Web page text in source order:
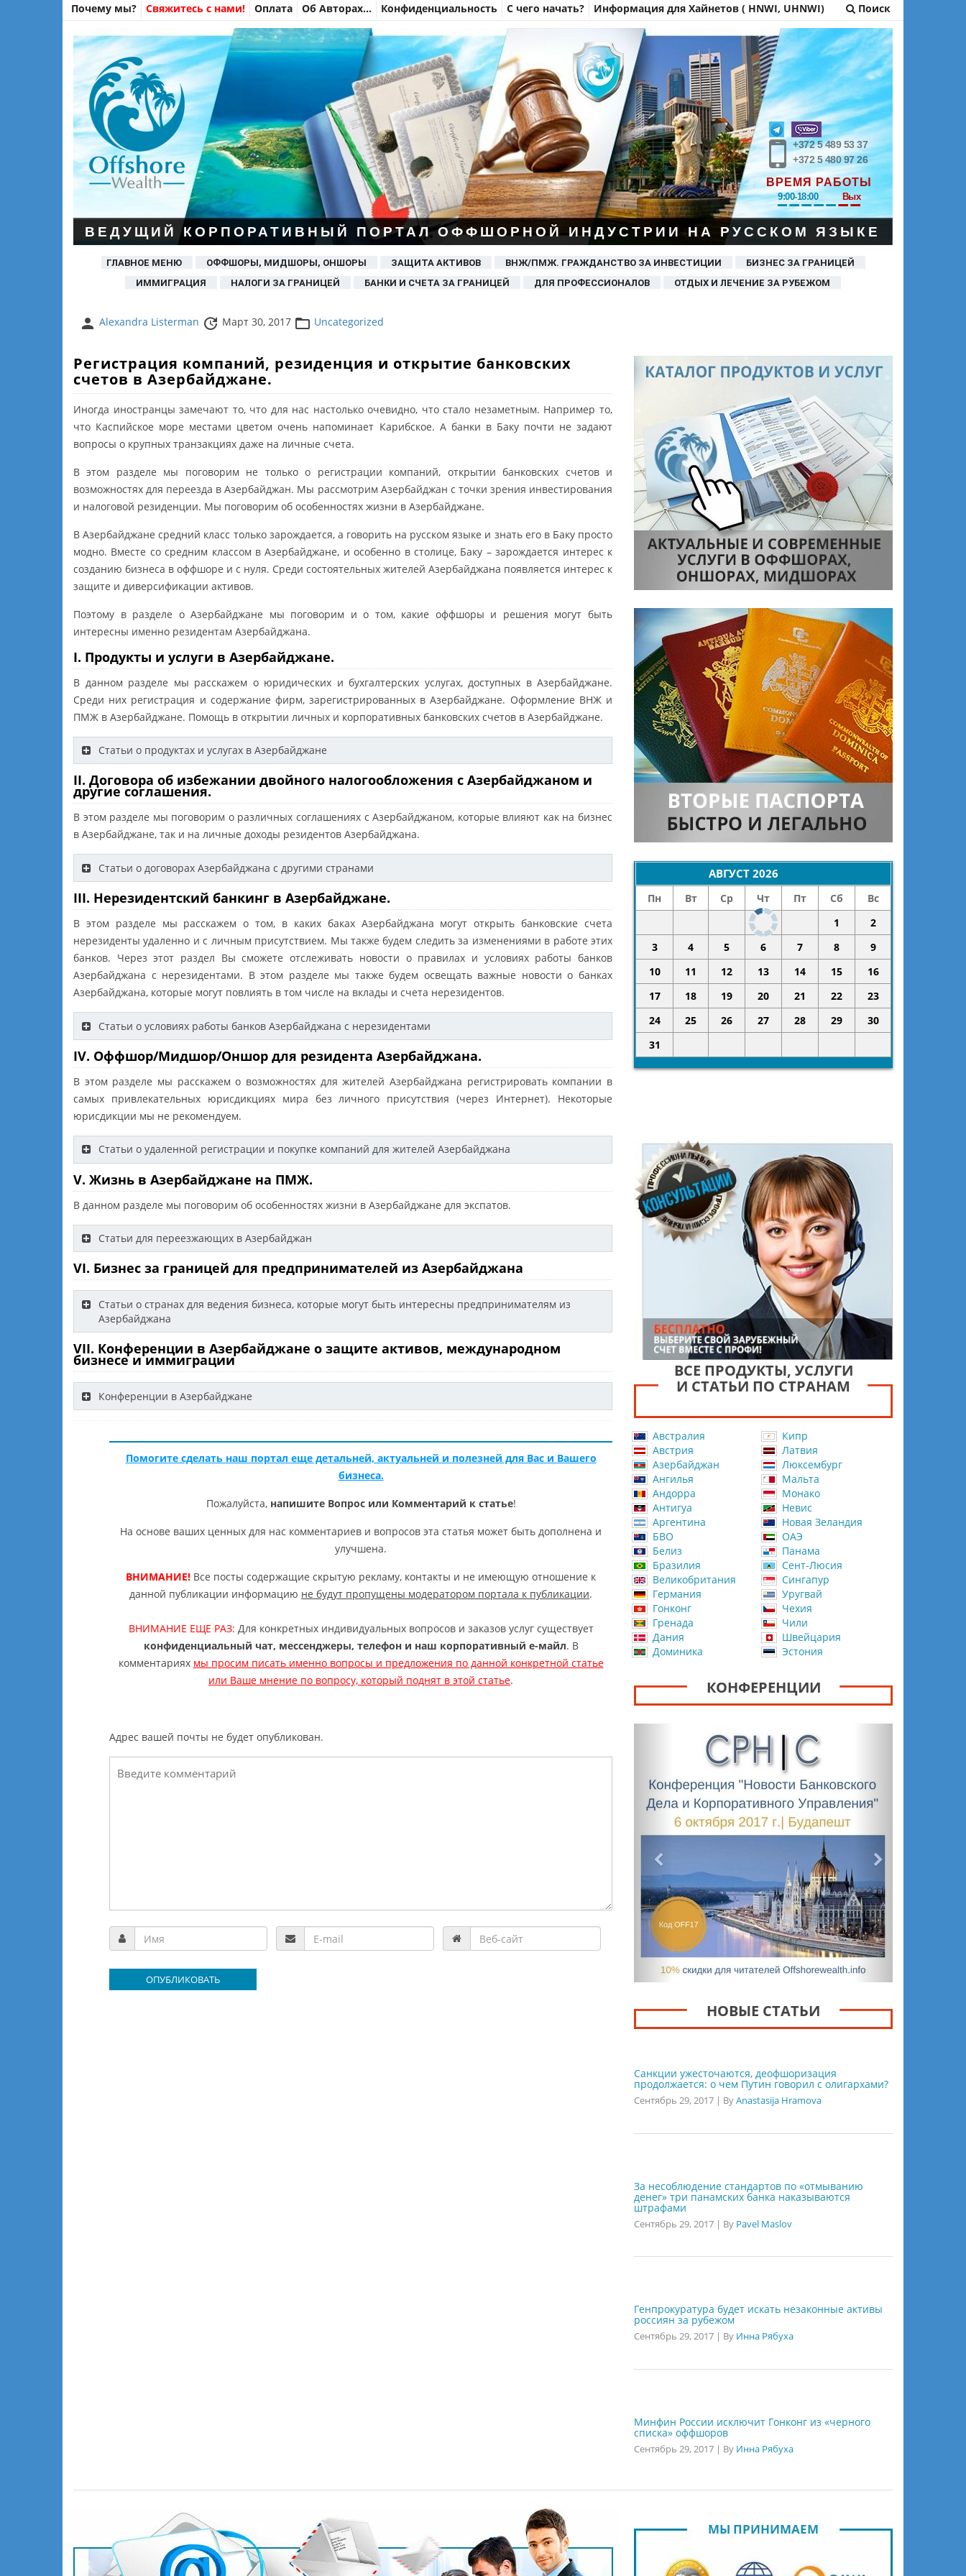
Почему мы? Свяжитесь с нами! Оплата Об Авторах… Конфиденциальность С чего начать? Информация для Хайнетов ( HNWI, UHNWI) Поиск
ВЕДУЩИЙ КОРПОРАТИВНЫЙ ПОРТАЛ ОФФШОРНОЙ ИНДУСТРИИ НА РУССКОМ ЯЗЫКЕ
+372 5 489 53 37
+372 5 480 97 26
ВРЕМЯ РАБОТЫ
9:00-18:00 Вых
ГЛАВНОЕ МЕНЮ ОФФШОРЫ, МИДШОРЫ, ОНШОРЫ ЗАЩИТА АКТИВОВ ВНЖ/ПМЖ. ГРАЖДАНСТВО ЗА ИНВЕСТИЦИИ
БИЗНЕС ЗА ГРАНИЦЕЙ
ИММИГРАЦИЯ
НАЛОГИ ЗА ГРАНИЦЕЙ БАНКИ И СЧЕТА ЗА ГРАНИЦЕЙ ДЛЯ ПРОФЕССИОНАЛОВ ОТДЫХ И ЛЕЧЕНИЕ ЗА РУБЕЖОМ
person Alexandra Listerman update Март 30, 2017 folder_open Uncategorized
Регистрация компаний, резиденция и открытие банковских
счетов в Азербайджане.
Иногда иностранцы замечают то, что для нас настолько очевидно, что стало незаметным. Например то,
что Каспийское море местами цветом очень напоминает Карибское. А банки в Баку почти не задают
вопросы о крупных транзакциях даже на личные счета.
В этом разделе мы поговорим не только о регистрации компаний, открытии банковских счетов и
возможностях для переезда в Азербайджан. Мы рассмотрим Азербайджан с точки зрения инвестирования
и налоговой резиденции. Мы поговорим об особенностях жизни в Азербайджане.
В Азербайджане средний класс только зарождается, а говорить на русском языке и знать его в Баку просто
модно. Вместе со средним классом в Азербайджане, и особенно в столице, Баку – зарождается интерес к
созданию бизнеса в оффшоре и с нуля. Среди состоятельных жителей Азербайджана появляется интерес к
защите и диверсификации активов.
Поэтому в разделе о Азербайджане мы поговорим и о том, какие оффшоры и решения могут быть
интересны именно резидентам Азербайджана.
I. Продукты и услуги в Азербайджане.
В данном разделе мы расскажем о юридических и бухгалтерских услугах, доступных в Азербайджане.
Среди них регистрация и содержание фирм, зарегистрированных в Азербайджане. Оформление ВНЖ и
ПМЖ в Азербайджане. Помощь в открытии личных и корпоративных банковских счетов в Азербайджане.
Статьи о продуктах и услугах в Азербайджане
II. Договора об избежании двойного налогообложения с Азербайджаном и
другие соглашения.
В этом разделе мы поговорим о различных соглашениях с Азербайджаном, которые влияют как на бизнес
в Азербайджане, так и на личные доходы резидентов Азербайджана.
Статьи о договорах Азербайджана с другими странами
III. Нерезидентский банкинг в Азербайджане.
В этом разделе мы расскажем о том, в каких баках Азербайджана могут открыть банковские счета
нерезиденты удаленно и с личным присутствием. Мы также будем следить за изменениями в работе этих
банков. Через этот раздел Вы сможете отслеживать новости о правилах и условиях работы банков
Азербайджана с нерезидентами. В этом разделе мы также будем освещать важные новости о банках
Азербайджана, которые могут повлиять в том числе на вклады и счета нерезидентов.
Статьи о условиях работы банков Азербайджана с нерезидентами
IV. Оффшор/Мидшор/Оншор для резидента Азербайджана.
В этом разделе мы расскажем о возможностях для жителей Азербайджана регистрировать компании в
самых привлекательных юрисдикциях мира без личного присутствия (через Интернет). Некоторые
юрисдикции мы не рекомендуем.
Статьи о удаленной регистрации и покупке компаний для жителей Азербайджана
V. Жизнь в Азербайджане на ПМЖ.
В данном разделе мы поговорим об особенностях жизни в Азербайджане для экспатов.
Статьи для переезжающих в Азербайджан
VI. Бизнес за границей для предпринимателей из Азербайджана
Статьи о странах для ведения бизнеса, которые могут быть интересны предпринимателям из
Азербайджана
VII. Конференции в Азербайджане о защите активов, международном
бизнесе и иммиграции
Конференции в Азербайджане
Помогите сделать наш портал еще детальней, актуальней и полезней для Вас и Вашего
бизнеса.
Пожалуйста, напишите Вопрос или Комментарий к статье!
На основе ваших ценных для нас комментариев и вопросов эта статья может быть дополнена и
улучшена.
ВНИМАНИЕ! Все посты содержащие скрытую рекламу, контакты и не имеющую отношение к
данной публикации информацию не будут пропущены модератором портала к публикации.
ВНИМАНИЕ ЕЩЕ РАЗ: Для конкретных индивидуальных вопросов и заказов услуг существует
конфиденциальный чат, мессенджеры, телефон и наш корпоративный е-майл. В
комментариях мы просим писать именно вопросы и предложения по данной конкретной статье
или Ваше мнение по вопросу, который поднят в этой статье.
Адрес вашей почты не будет опубликован.
АВГУСТ 2026
Пн Вт Ср Чт Пт Сб
Вс
1
2
3
4 5 6 7 8
9
10
11 12 13 14 15
16
17
18 19 20 21 22
23
24
25 26 27 28 29
30
31
ВСЕ ПРОДУКТЫ, УСЛУГИ
И СТАТЬИ ПО СТРАНАМ
Австралия
Австрия
Азербайджан
Ангилья
Андорра
Антигуа
Аргентина
БВО
Белиз
Бразилия
Великобритания
Германия
Гонконг
Гренада
Дания
Доминика
Кипр
Латвия
Люксембург
Мальта
Монако
Невис
Новая Зеландия
ОАЭ
Панама
Сент-Люсия
Сингапур
Уругвай
Чехия
Чили
Швейцария
Эстония
КОНФЕРЕНЦИИ
НОВЫЕ СТАТЬИ
Санкции ужесточаются, деофшоризация
продолжается: о чем Путин говорил с олигархами?
Сентябрь 29, 2017 | ByAnastasija Hramova
За несоблюдение стандартов по «отмыванию
денег» три панамских банка наказываются
штрафами
Сентябрь 29, 2017 | By Pavel Maslov
Генпрокуратура будет искать незаконные активы
россиян за рубежом
Сентябрь 29, 2017 | By Инна Рябуха
Минфин России исключит Гонконг из «черного
списка» оффшоров
Сентябрь 29, 2017 | By Инна Рябуха
МЫ ПРИНИМАЕМ